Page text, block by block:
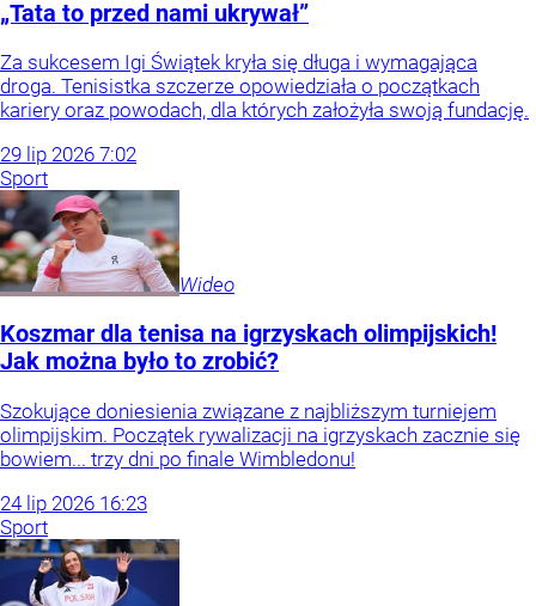
„Tata to przed nami ukrywał”
Za sukcesem Igi Świątek kryła się długa i wymagająca
droga. Tenisistka szczerze opowiedziała o początkach
kariery oraz powodach, dla których założyła swoją fundację.
29 lip 2026 7:02
Sport
Wideo
Koszmar dla tenisa na igrzyskach olimpijskich!
Jak można było to zrobić?
Szokujące doniesienia związane z najbliższym turniejem
olimpijskim. Początek rywalizacji na igrzyskach zacznie się
bowiem... trzy dni po finale Wimbledonu!
24 lip 2026 16:23
Sport